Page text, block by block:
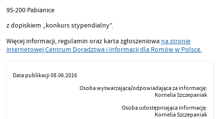
95-200 Pabianice
z dopiskiem „konkurs stypendialny”.
Więcej informacji, regulamin oraz karta zgłoszeniowa na stronie
internetowej Centrum Doradztwa i Informacji dla Romów w Polsce.
Data publikacji 08.06.2016
Osoba wytwarzająca/odpowiadająca za informację:
Kornelia Szczepaniak
Osoba udostępniająca informację:
Kornelia Szczepaniak